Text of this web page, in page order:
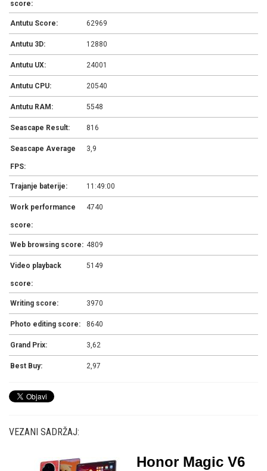
score:
Antutu Score: 62969
Antutu 3D: 12880
Antutu UX: 24001
Antutu CPU: 20540
Antutu RAM: 5548
Seascape Result: 816
Seascape Average
FPS:
3,9
Trajanje baterije: 11:49:00
Work performance
score:
4740
Web browsing score: 4809
Video playback
score:
5149
Writing score: 3970
Photo editing score: 8640
Grand Prix: 3,62
Best Buy: 2,97
VEZANI SADRŽAJ:
Honor Magic V6